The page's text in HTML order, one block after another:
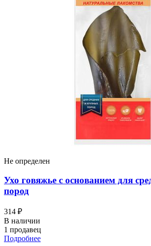
Не определен
Ухо говяжье с основанием для
пород
314 ₽
В наличии
1 продавец
Подробнее